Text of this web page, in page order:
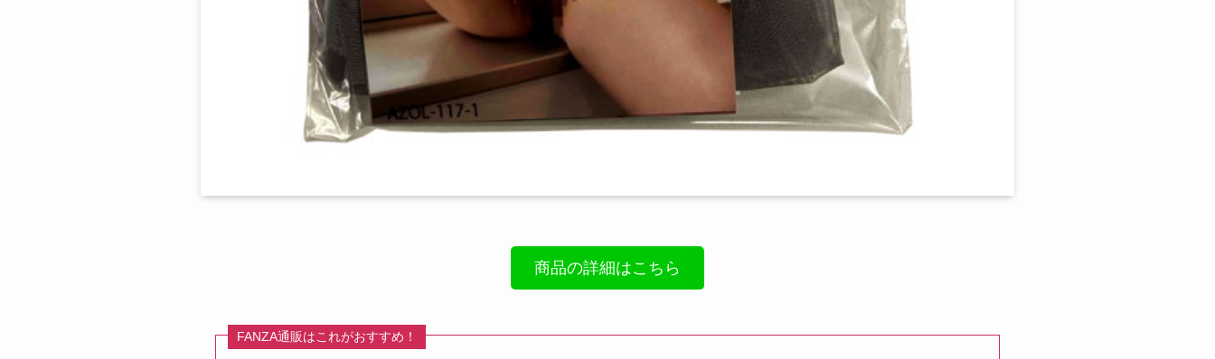
商品の詳細はこちら
FANZA通販はこれがおすすめ！